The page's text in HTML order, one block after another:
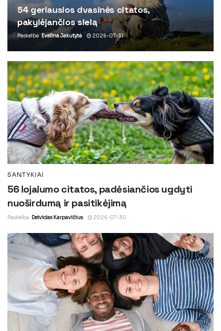
54 geriausios dvasinės citatos,
pakylėjančios sielą
Paskelbė Evelina Jakutytė 2026-07-31
SANTYKIAI
56 lojalumo citatos, padėsiančios ugdyti
nuoširdumą ir pasitikėjimą
Paskelbė Deividas Karpavičius 2026-07-30